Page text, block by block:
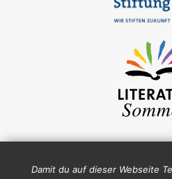
Damit du auf dieser Webseite